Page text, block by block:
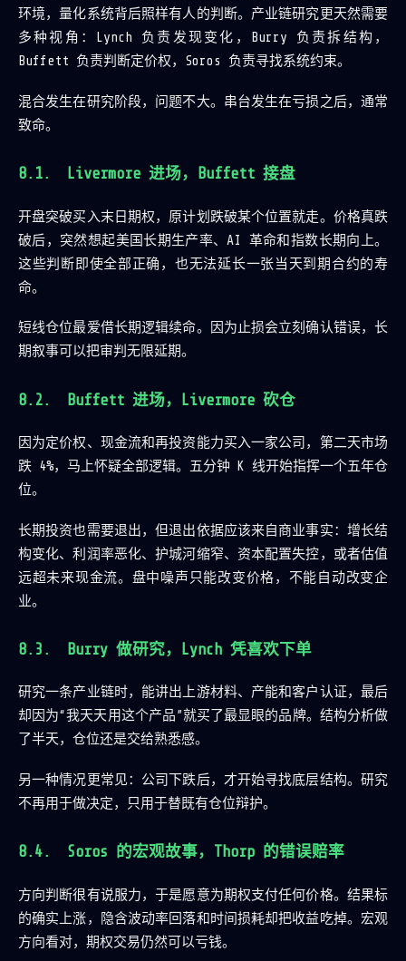
环境，量化系统背后照样有人的判断。产业链研究更天然需要
多种视角：Lynch 负责发现变化，Burry 负责拆结构，
Buffett 负责判断定价权，Soros 负责寻找系统约束。
混合发生在研究阶段，问题不大。串台发生在亏损之后，通常
致命。
Livermore 进场，Buffett 接盘
开盘突破买入末日期权，原计划跌破某个位置就走。价格真跌
破后，突然想起美国长期生产率、AI 革命和指数长期向上。
这些判断即使全部正确，也无法延长一张当天到期合约的寿
命。
短线仓位最爱借长期逻辑续命。因为止损会立刻确认错误，长
期叙事可以把审判无限延期。
Buffett 进场，Livermore 砍仓
因为定价权、现金流和再投资能力买入一家公司，第二天市场
跌 4%，马上怀疑全部逻辑。五分钟 K 线开始指挥一个五年仓
位。
长期投资也需要退出，但退出依据应该来自商业事实：增长结
构变化、利润率恶化、护城河缩窄、资本配置失控，或者估值
远超未来现金流。盘中噪声只能改变价格，不能自动改变企
业。
Burry 做研究，Lynch 凭喜欢下单
研究一条产业链时，能讲出上游材料、产能和客户认证，最后
却因为“我天天用这个产品”就买了最显眼的品牌。结构分析做
了半天，仓位还是交给熟悉感。
另一种情况更常见：公司下跌后，才开始寻找底层结构。研究
不再用于做决定，只用于替既有仓位辩护。
Soros 的宏观故事，Thorp 的错误赔率
方向判断很有说服力，于是愿意为期权支付任何价格。结果标
的确实上涨，隐含波动率回落和时间损耗却把收益吃掉。宏观
方向看对，期权交易仍然可以亏钱。